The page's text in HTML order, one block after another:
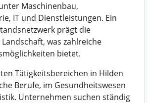
Maschinenbau,
IT und Dienstleistungen. Ein
prägt die
was zahlreiche
bietet.
Tätigkeitsbereichen in Hilden
Berufe, im Gesundheitswesen
Unternehmen suchen ständig